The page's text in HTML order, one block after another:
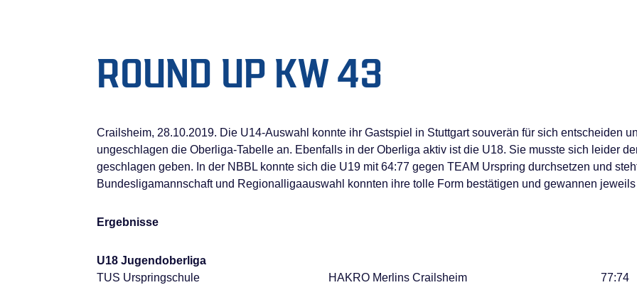
ROUND UP KW 43
Crailsheim, 28.10.2019. Die U14-Auswahl konnte ihr Gastspiel in Stuttgart souverän für sich entscheiden
ungeschlagen die Oberliga-Tabelle an. Ebenfalls in der Oberliga aktiv ist die U18. Sie musste sich leider
geschlagen geben. In der NBBL konnte sich die U19 mit 64:77 gegen TEAM Urspring durchsetzen und
Bundesligamannschaft und Regionalligaauswahl konnten ihre tolle Form bestätigen und gewannen
Ergebnisse
U18 Jugendoberliga
TUS Urspringschule
HAKRO Merlins Crailsheim
77:74